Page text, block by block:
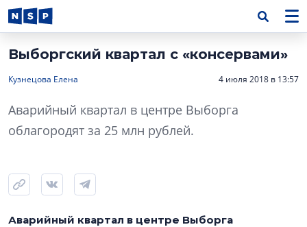
Выборгский квартал с «консервами»
Кузнецова Елена 4 июля 2018 в 13:57
Аварийный квартал в центре Выборга
облагородят за 25 млн рублей.
Аварийный квартал в центре Выборга